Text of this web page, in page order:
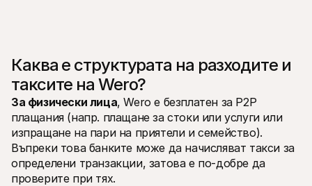
Каква е структурата на разходите и
таксите на Wero?
За физически лица, Wero е безплатен за P2P
плащания (напр. плащане за стоки или услуги или
изпращане на пари на приятели и семейство).
Въпреки това банките може да начисляват такси за
определени транзакции, затова е по-добре да
проверите при тях.